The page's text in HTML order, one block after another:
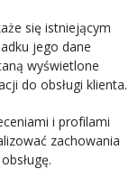
się istniejącym
jego dane
wyświetlone
do obsługi klienta.
i profilami
zachowania